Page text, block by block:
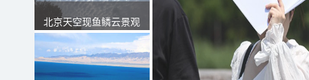
北京天空现鱼鳞云景观